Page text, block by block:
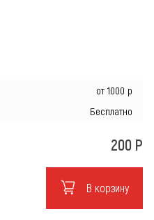
от 1000 р
Бесплатно
200 Р
В корзину